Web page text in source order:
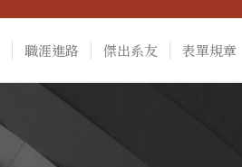
職涯進路 傑出系友 表單規章